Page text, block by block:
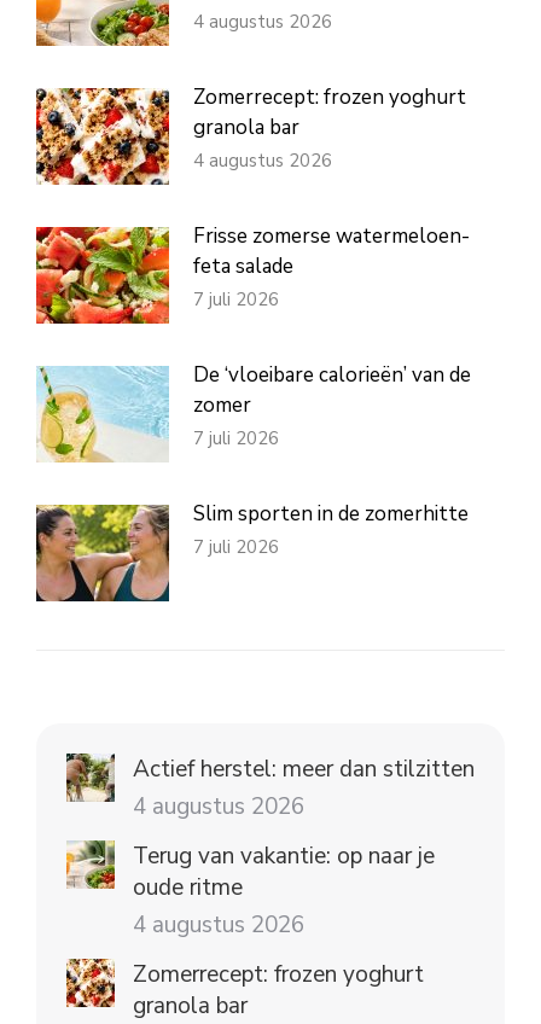
4 augustus 2026
Zomerrecept: frozen yoghurt
granola bar
4 augustus 2026
Frisse zomerse watermeloen-
feta salade
7 juli 2026
De ‘vloeibare calorieën’ van de
zomer
7 juli 2026
Slim sporten in de zomerhitte
7 juli 2026
Actief herstel: meer dan stilzitten
4 augustus 2026
Terug van vakantie: op naar je
oude ritme
4 augustus 2026
Zomerrecept: frozen yoghurt
granola bar